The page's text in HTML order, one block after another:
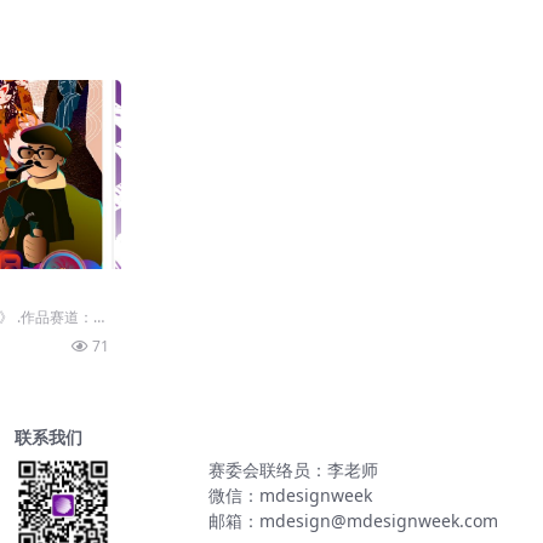
.作品赛道：设
71
联系我们
赛委会联络员：李老师
微信：mdesignweek
邮箱：mdesign@mdesignweek.com